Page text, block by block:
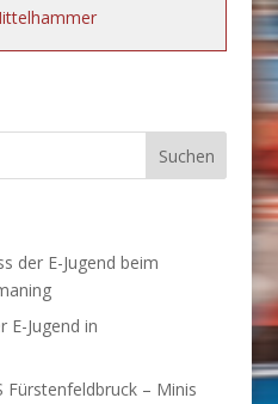
der E-Jugend beim
E-Jugend in
Fürstenfeldbruck – Minis